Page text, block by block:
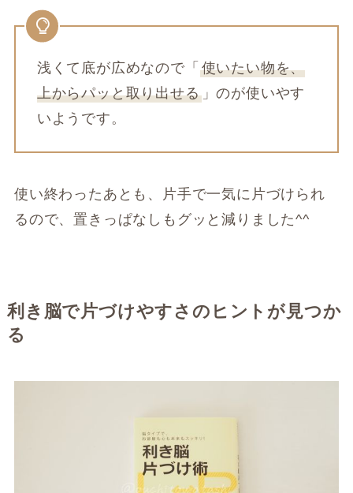
浅くて底が広めなので「 使いたい物を、
上からパッと取り出せる」のが使いやす
いようです。
使い終わったあとも、片手で一気に片づけられ
るので、置きっぱなしもグッと減りました^^
利き脳で片づけやすさのヒントが見つか
る